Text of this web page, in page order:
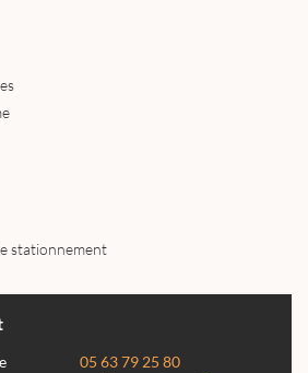
stationnement
05 63 79 25 80